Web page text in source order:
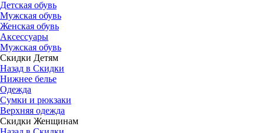
Детская обувь
Мужская обувь
Женская обувь
Аксессуары
Мужская обувь
Скидки Детям
Назад в Скидки
Нижнее белье
Одежда
Сумки и рюкзаки
Верхняя одежда
Скидки Женщинам